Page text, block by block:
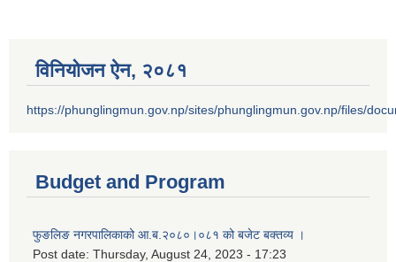
विनियोजन ऐन‚ २०८१
https://phunglingmun.gov.np/sites/phunglingmun.gov.np/files/
Budget and Program
फुङलिङ नगरपालिकाको आ.ब.२०८०।०८१ को बजेट बक्तव्य ।
Post date: Thursday, August 24, 2023 - 17:23